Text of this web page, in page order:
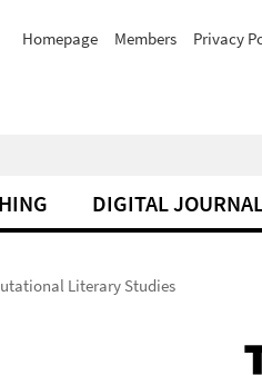
Homepage Members Privacy
DIGITAL
Literary Studies